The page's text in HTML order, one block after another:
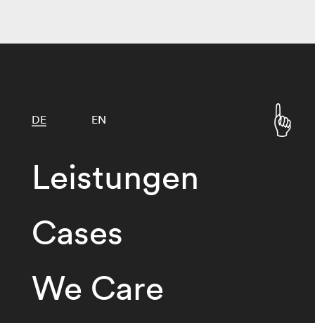
Leistungen
Cases
We Care
DE EN